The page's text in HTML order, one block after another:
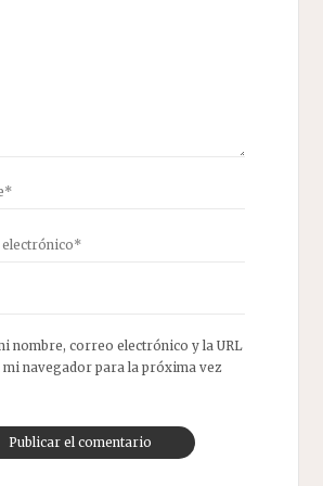
nombre, correo electrónico y la URL
mi navegador para la próxima vez